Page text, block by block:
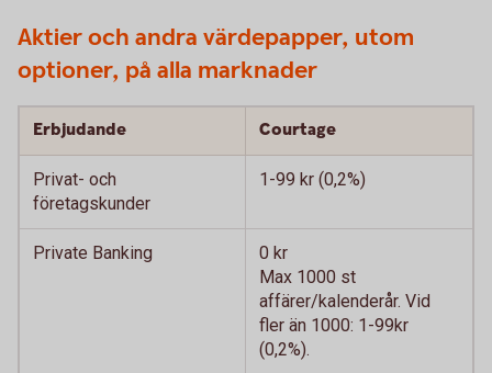
Aktier och andra värdepapper, utom
optioner, på alla marknader
Erbjudande Courtage
Privat- och
företagskunder
1-99 kr (0,2%)
Private Banking
0 kr
Max 1000 st
affärer/kalenderår. Vid
fler än 1000: 1-99kr
(0,2%).